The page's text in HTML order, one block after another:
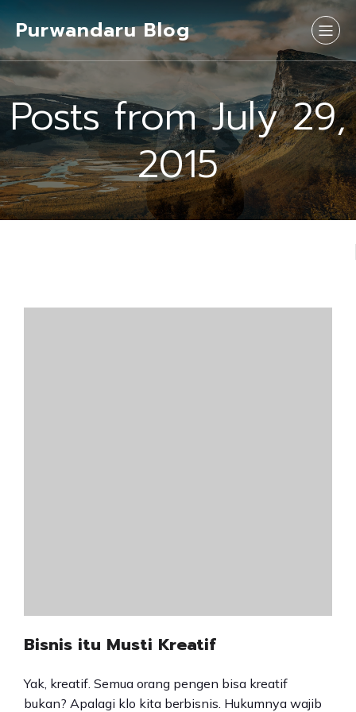
Purwandaru Blog
Posts from July 29,
2015
Bisnis itu Musti Kreatif
Yak, kreatif. Semua orang pengen bisa kreatif
bukan? Apalagi klo kita berbisnis. Hukumnya wajib